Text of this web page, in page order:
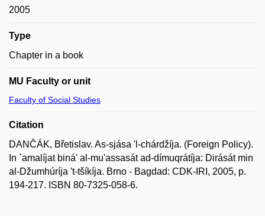
2005
Type
Chapter in a book
MU Faculty or unit
Faculty of Social Studies
Citation
DANČÁK, Břetislav. As-sjása 'l-chárdžíja. (Foreign Policy).
In `amalíjat biná' al-mu'assasát ad-dímuqrátíja: Dirását min
al-Džumhúríja 't-tšíkíja. Brno - Bagdad: CDK-IRI, 2005, p.
194-217. ISBN 80-7325-058-6.